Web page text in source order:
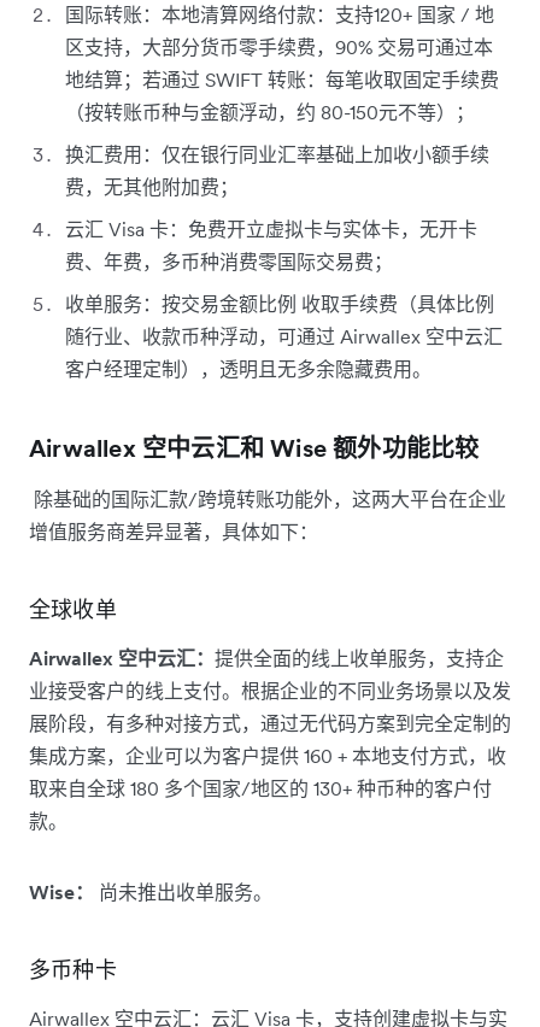
国际转账：本地清算网络付款：支持120+ 国家 / 地
区支持，大部分货币零手续费，90% 交易可通过本
地结算；若通过 SWIFT 转账：每笔收取固定手续费
（按转账币种与金额浮动，约 80-150元不等）；
换汇费用：仅在银行同业汇率基础上加收小额手续
费，无其他附加费；
云汇 Visa 卡：免费开立虚拟卡与实体卡，无开卡
费、年费，多币种消费零国际交易费；
收单服务：按交易金额比例 收取手续费（具体比例
随行业、收款币种浮动，可通过 Airwallex 空中云汇
客户经理定制），透明且无多余隐藏费用。
Airwallex 空中云汇和 Wise 额外功能比较
除基础的国际汇款/跨境转账功能外，这两大平台在企业
增值服务商差异显著，具体如下：
全球收单
Airwallex 空中云汇： 提供全面的线上收单服务，支持企
业接受客户的线上支付。根据企业的不同业务场景以及发
展阶段，有多种对接方式，通过无代码方案到完全定制的
集成方案，企业可以为客户提供 160 + 本地支付方式，收
取来自全球 180 多个国家/地区的 130+ 种币种的客户付
款。
Wise： 尚未推出收单服务。
多币种卡
Airwallex 空中云汇：云汇 Visa 卡，支持创建虚拟卡与实